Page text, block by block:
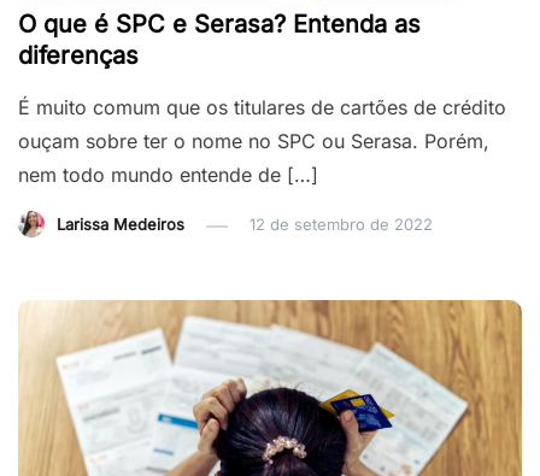
O que é SPC e Serasa? Entenda as
diferenças
É muito comum que os titulares de cartões de crédito
ouçam sobre ter o nome no SPC ou Serasa. Porém,
nem todo mundo entende de […]
Larissa Medeiros 12 de setembro de 2022